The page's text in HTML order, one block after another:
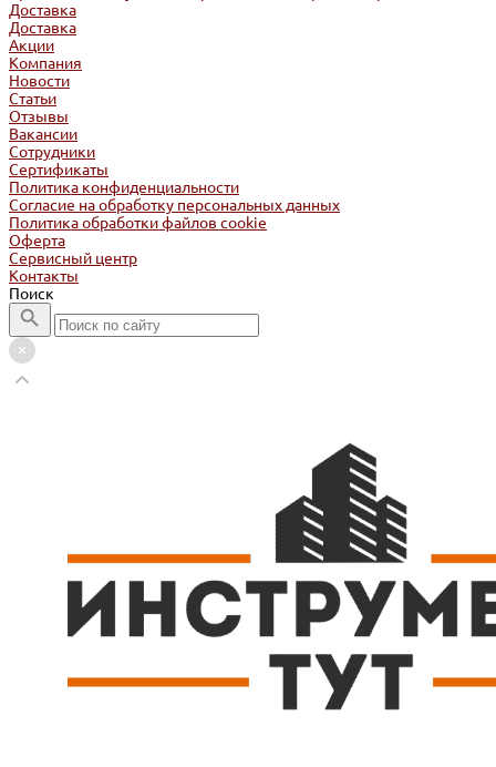
Доставка
Доставка
Акции
Компания
Новости
Статьи
Отзывы
Вакансии
Сотрудники
Сертификаты
Политика конфиденциальности
Согласие на обработку персональных данных
Политика обработки файлов cookie
Оферта
Сервисный центр
Контакты
Поиск